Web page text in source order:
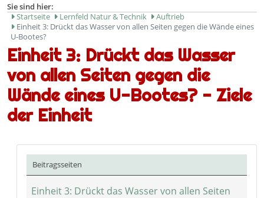
Sie sind hier:
Startseite
Lernfeld Natur & Technik
Auftrieb
Einheit 3: Drückt das Wasser von allen Seiten gegen die Wände eines
U-Bootes?
Einheit 3: Drückt das Wasser
von allen Seiten gegen die
Wände eines U-Bootes? - Ziele
der Einheit
Beitragsseiten
Einheit 3: Drückt das Wasser von allen Seiten